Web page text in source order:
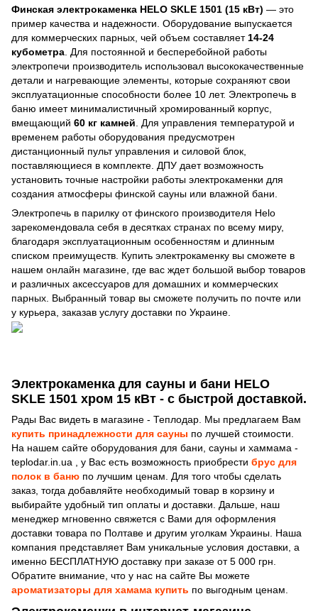
Финская электрокаменка HELO SKLE 1501 (15 кВт) — это
пример качества и надежности. Оборудование выпускается
для коммерческих парных, чей объем составляет 14-24
кубометра . Для постоянной и бесперебойной работы
электропечи производитель использовал высококачественные
детали и нагревающие элементы, которые сохраняют свои
эксплуатационные способности более 10 лет. Электропечь в
баню имеет минималистичный хромированный корпус,
вмещающий 60 кг камней . Для управления температурой и
временем работы оборудования предусмотрен
дистанционный пульт управления и силовой блок,
поставляющиеся в комплекте. ДПУ дает возможность
установить точные настройки работы электрокаменки для
создания атмосферы финской сауны или влажной бани.
Электропечь в парилку от финского производителя Helo
зарекомендовала себя в десятках странах по всему миру,
благодаря эксплуатационным особенностям и длинным
списком преимуществ. Купить электрокаменку вы сможете в
нашем онлайн магазине, где вас ждет большой выбор товаров
и различных аксессуаров для домашних и коммерческих
парных. Выбранный товар вы сможете получить по почте или
у курьера, заказав услугу доставки по Украине.
Электрокаменка для сауны и бани HELO
SKLE 1501 хром 15 кВт - с быстрой доставкой.
Рады Вас видеть в магазине - Теплодар. Мы предлагаем Вам
купить принадлежности для сауны по лучшей стоимости.
На нашем сайте оборудования для бани, сауны и хаммама -
teplodar.in.ua , у Вас есть возможность приобрести брус для
полок в баню по лучшим ценам. Для того чтобы сделать
заказ, тогда добавляйте необходимый товар в корзину и
выбирайте удобный тип оплаты и доставки. Дальше, наш
менеджер мгновенно свяжется с Вами для оформления
доставки товара по Полтаве и другим уголкам Украины. Наша
компания представляет Вам уникальные условия доставки, а
именно БЕСПЛАТНУЮ доставку при заказе от 5 000 грн.
Обратите внимание, что у нас на сайте Вы можете
ароматизаторы для хамама купить по выгодным ценам.